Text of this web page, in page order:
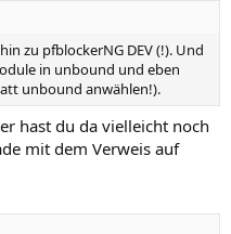
zu pfblockerNG DEV (!). Und
in unbound und eben
unbound anwählen!).
hast du da vielleicht noch
mit dem Verweis auf